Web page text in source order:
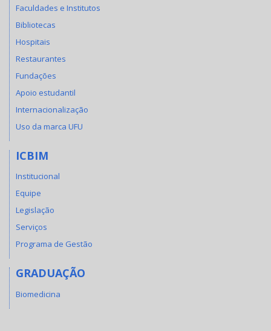
Faculdades e Institutos
Bibliotecas
Hospitais
Restaurantes
Fundações
Apoio estudantil
Internacionalização
Uso da marca UFU
ICBIM
Institucional
Equipe
Legislação
Serviços
Programa de Gestão
GRADUAÇÃO
Biomedicina